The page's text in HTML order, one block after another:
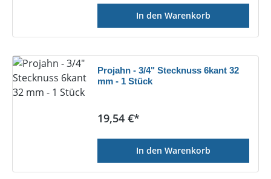
In den Warenkorb
Projahn - 3/4" Stecknuss 6kant 32
mm - 1 Stück
Regulärer Preis:
19,54 €*
In den Warenkorb